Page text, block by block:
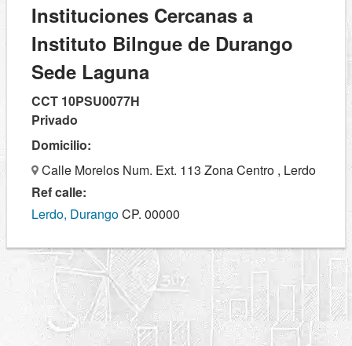
Instituciones Cercanas a
Instituto Bilngue de Durango
Sede Laguna
CCT 10PSU0077H
Privado
Domicilio:
Calle Morelos Num. Ext. 113 Zona Centro , Lerdo
Ref calle:
Lerdo, DurangoCP. 00000